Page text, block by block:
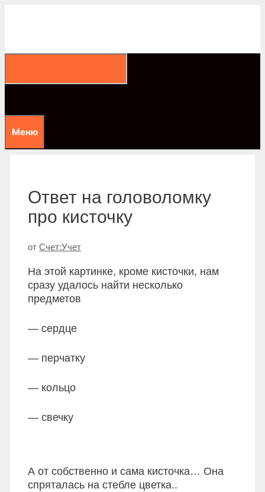
Меню
Ответ на головоломку
про кисточку
от Счет:Учет
На этой картинке, кроме кисточки, нам
сразу удалось найти несколько
предметов
— сердце
— перчатку
— кольцо
— свечку
А от собственно и сама кисточка… Она
спряталась на стебле цветка..